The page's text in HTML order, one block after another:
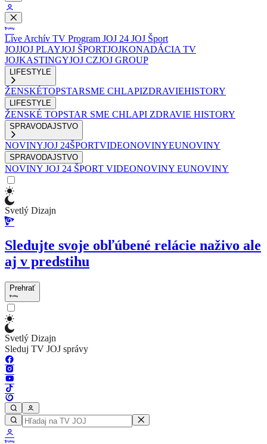
Live Archív TV Program JOJ 24 JOJ Šport
JOJJOJ PLAYJOJ ŠPORTJOJKONADÁCIA TV
JOJKASTINGYJOJ CZJOJ GROUP
LIFESTYLE
ŽENSKÉTOPSTARSME CHLAPIZDRAVIEHISTORY
LIFESTYLE
ŽENSKÉ TOPSTAR SME CHLAPI ZDRAVIE HISTORY
SPRAVODAJSTVO
NOVINYJOJ 24ŠPORTVIDEONOVINYEUNOVINY
SPRAVODAJSTVO
NOVINY JOJ 24 ŠPORT VIDEONOVINY EUNOVINY
Svetlý Dizajn
Sledujte svoje obľúbené relácie naživo ale
aj v predstihu
Prehrať
Svetlý Dizajn
Sleduj TV JOJ správy